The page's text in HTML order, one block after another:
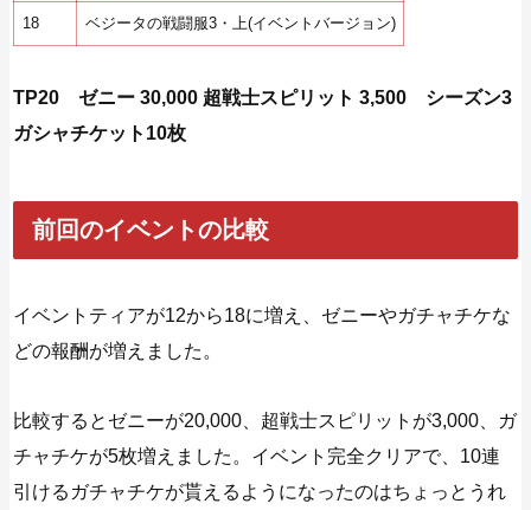
18 ベジータの戦闘服3・上(イベントバージョン)
TP20 ゼニー 30,000 超戦士スピリット 3,500 シーズン3
ガシャチケット10枚
前回のイベントの比較
イベントティアが12から18に増え、ゼニーやガチャチケな
どの報酬が増えました。
比較するとゼニーが20,000、超戦士スピリットが3,000、ガ
チャチケが5枚増えました。イベント完全クリアで、10連
引けるガチャチケが貰えるようになったのはちょっとうれ